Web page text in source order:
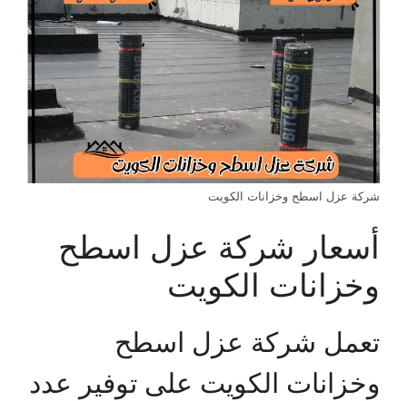
شركة عزل اسطح وخزانات الكويت
أسعار شركة عزل اسطح
وخزانات الكويت
تعمل شركة عزل اسطح
وخزانات الكويت على توفير عدد